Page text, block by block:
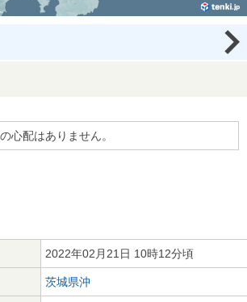
心配はありません。
2022年02月21日 10時12分頃
茨城県沖